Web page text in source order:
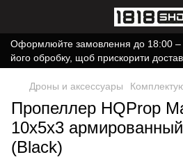
Оформлюйте замовлення до 18:00 –
його обробку, щоб прискорити
Дроны и аксессуары
Пропеллер HQProp
10x5x3
(Black)